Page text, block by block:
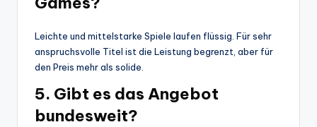
Leichte und mittelstarke Spiele laufen flüssig. Für sehr
anspruchsvolle Titel ist die Leistung begrenzt, aber für
den Preis mehr als solide.
5. Gibt es das Angebot
bundesweit?